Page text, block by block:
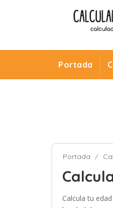
Portada
Portada
Calcula tu